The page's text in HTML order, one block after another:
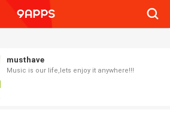
musthave
Music is our life,lets enjoy it anywhere!!!